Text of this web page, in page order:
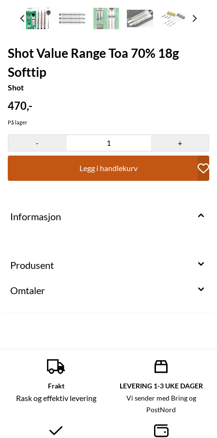
Shot Value Range Toa 70% 18g
Softtip
Shot
470,-
På lager
- +
Legg i handlekurv
Informasjon
Produsent
Omtaler
Frakt
Rask og effektiv levering
LEVERING 1-3 UKE DAGER
Vi sender med Bring og
PostNord